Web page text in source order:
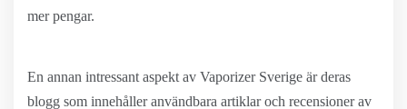
mer pengar.
En annan intressant aspekt av Vaporizer Sverige är deras
blogg som innehåller användbara artiklar och recensioner av